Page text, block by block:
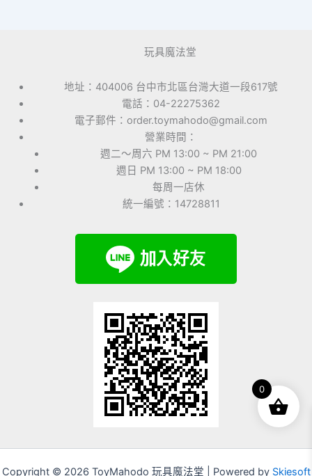
玩具魔法堂
地址：404006 台中市北區台灣大道一段617號
電話：04-22275362
電子郵件：order.toymahodo@gmail.com
營業時間：
週二～周六 PM 13:00 ~ PM 21:00
週日 PM 13:00 ~ PM 18:00
每周一店休
統一編號：14728811
Copyright © 2026 ToyMahodo 玩具魔法堂 | Powered by Skiesoft
0